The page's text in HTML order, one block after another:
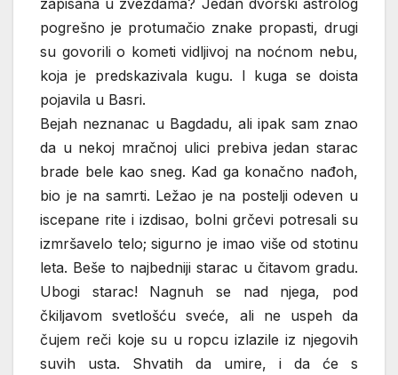
pogrešno je protumačio znake propasti, drugi
su govorili o kometi vidljivoj na noćnom nebu,
koja je predskazivala kugu. I kuga se doista
pojavila u Basri.
Bejah neznanac u Bagdadu, ali ipak sam znao
da u nekoj mračnoj ulici prebiva jedan starac
brade bele kao sneg. Kad ga konačno nađoh,
bio je na samrti. Ležao je na postelji odeven u
iscepane rite i izdisao, bolni grčevi potresali su
izmršavelo telo; sigurno je imao više od stotinu
leta. Beše to najbedniji starac u čitavom gradu.
Ubogi starac! Nagnuh se nad njega, pod
čkiljavom svetlošću sveće, ali ne uspeh da
čujem reči koje su u ropcu izlazile iz njegovih
suvih usta. Shvatih da umire, i da će s